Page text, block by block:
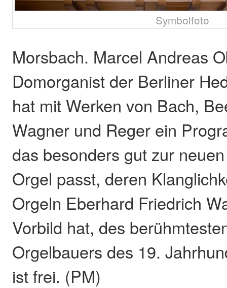
Symbolfoto
Morsbach. Marcel Andreas
Domorganist der Berliner
hat mit Werken von Bach,
Wagner und Reger ein
das besonders gut zur
Orgel passt, deren
Orgeln Eberhard Friedrich
Vorbild hat, des
Orgelbauers des 19.
ist frei. (PM)